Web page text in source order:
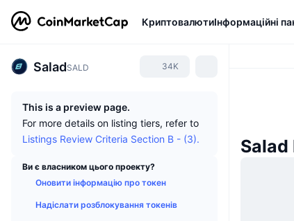
КриптовалютиІнформаційні
SaladSALD 34K
This is a preview page.
For more details on listing tiers, refer to
Listings Review Criteria Section B - (3).
Ви є власником цього проекту?
Оновити інформацію про токен
Надіслати розблокування токенів
Salad